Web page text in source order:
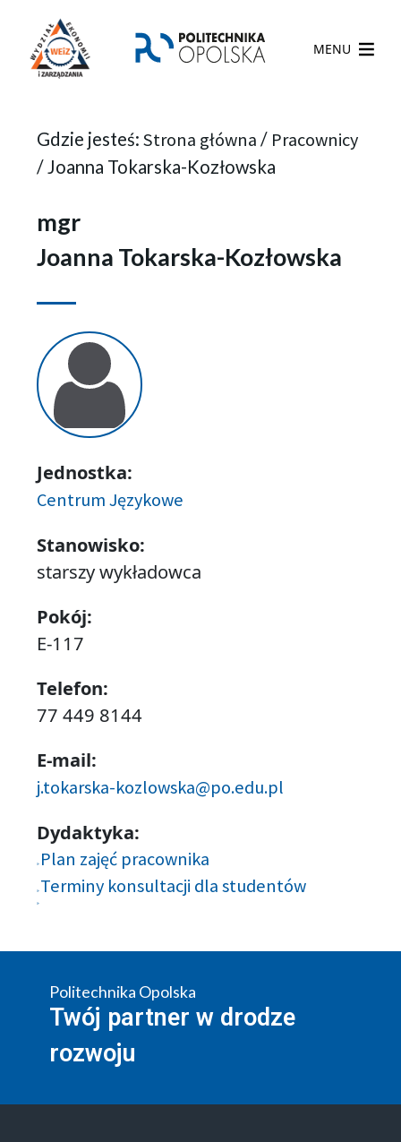
MENU
Gdzie jesteś: Strona główna / Pracownicy
/ Joanna Tokarska-Kozłowska
mgr
Joanna Tokarska-Kozłowska
Jednostka:
Centrum Językowe
Stanowisko:
starszy wykładowca
Pokój:
E-117
Telefon:
77 449 8144
E-mail:
j.tokarska-kozlowska@po.edu.pl
Dydaktyka:
Plan zajęć pracownika
Terminy konsultacji dla studentów
Politechnika Opolska
Twój partner w drodze
rozwoju